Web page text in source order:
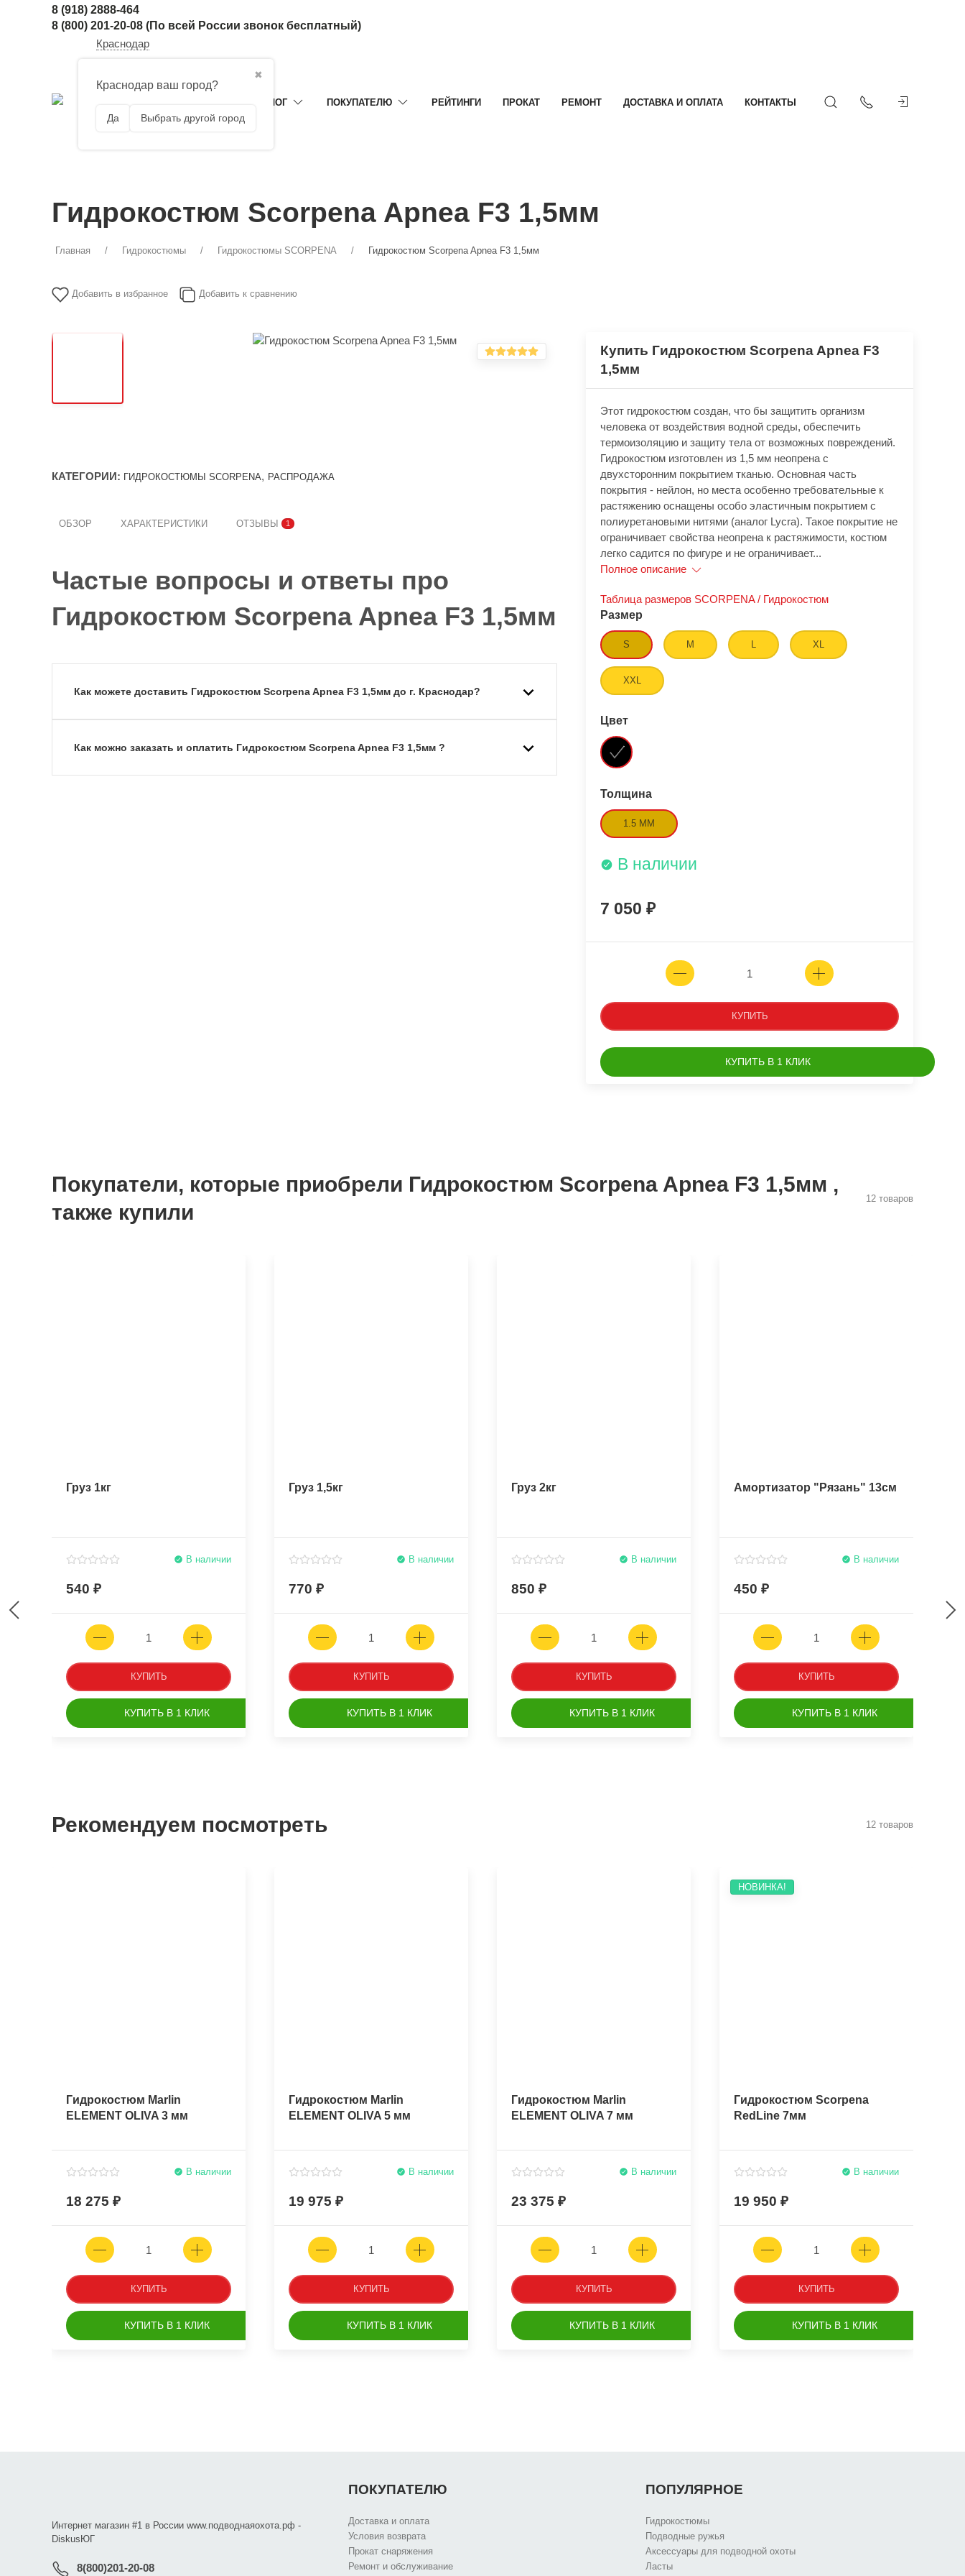
8 (918) 2888-464
8 (800) 201-20-08 (По всей России звонок бесплатный)
Краснодар
✖
Краснодар ваш город?
Да Выбрать другой город
КАТАЛОГ ПОКУПАТЕЛЮ РЕЙТИНГИ ПРОКАТ РЕМОНТ ДОСТАВКА И ОПЛАТА КОНТАКТЫ
Гидрокостюм Scorpena Apnea F3 1,5мм
Главная Гидрокостюмы Гидрокостюмы SCORPENA Гидрокостюм Scorpena Apnea F3 1,5мм
Добавить в избранное Добавить к сравнению
КАТЕГОРИИ: ГИДРОКОСТЮМЫ SCORPENA, РАСПРОДАЖА
ОБЗОР ХАРАКТЕРИСТИКИ ОТЗЫВЫ 1
Частые вопросы и ответы про
Гидрокостюм Scorpena Apnea F3 1,5мм
Как можете доставить Гидрокостюм Scorpena Apnea F3 1,5мм до г. Краснодар?
Как можно заказать и оплатить Гидрокостюм Scorpena Apnea F3 1,5мм ?
Купить Гидрокостюм Scorpena Apnea F3
1,5мм
​Этот гидрокостюм создан, что бы защитить организм
человека от воздействия водной среды, обеспечить
термоизоляцию и защиту тела от возможных повреждений.
Гидрокостюм изготовлен из 1,5 мм неопрена с
двухсторонним покрытием тканью. Основная часть
покрытия - нейлон, но места особенно требовательные к
растяжению оснащены особо эластичным покрытием с
полиуретановыми нитями (аналог Lycra). Такое покрытие не
ограничивает свойства неопрена к растяжимости, костюм
легко садится по фигуре и не ограничивает...
Полное описание
Таблица размеров SCORPENA / Гидрокостюм
Размер
S M L XL
XXL
Цвет
Толщина
1.5 ММ
В наличии
7 050
КУПИТЬ
КУПИТЬ В 1 КЛИК
Покупатели, которые приобрели Гидрокостюм Scorpena Apnea F3 1,5мм ,
также купили
12 товаров
Груз 1кг
В наличии
540
КУПИТЬ
КУПИТЬ В 1 КЛИК
Груз 1,5кг
В наличии
770
КУПИТЬ
КУПИТЬ В 1 КЛИК
Груз 2кг
В наличии
850
КУПИТЬ
КУПИТЬ В 1 КЛИК
Амортизатор "Рязань" 13см
В наличии
450
КУПИТЬ
КУПИТЬ В 1 КЛИК
Рекомендуем посмотреть 12 товаров
Гидрокостюм Marlin
ELEMENT OLIVA 3 мм
В наличии
18 275
КУПИТЬ
КУПИТЬ В 1 КЛИК
Гидрокостюм Marlin
ELEMENT OLIVA 5 мм
В наличии
19 975
КУПИТЬ
КУПИТЬ В 1 КЛИК
Гидрокостюм Marlin
ELEMENT OLIVA 7 мм
В наличии
23 375
КУПИТЬ
КУПИТЬ В 1 КЛИК
НОВИНКА!
Гидрокостюм Scorpena
RedLine 7мм
В наличии
19 950
КУПИТЬ
КУПИТЬ В 1 КЛИК
Интернет магазин #1 в России www.подводнаяохота.рф -
DiskusЮГ
8(800)201-20-08
ПОКУПАТЕЛЮ
Доставка и оплата
Условия возврата
Прокат снаряжения
Ремонт и обслуживание
ПОПУЛЯРНОЕ
Гидрокостюмы
Подводные ружья
Аксессуары для подводной охоты
Ласты